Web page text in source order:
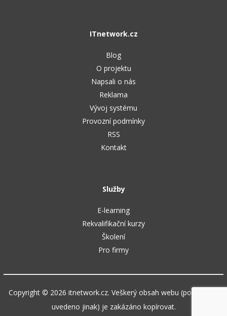
ITnetwork.cz
Blog
O projektu
Napsali o nás
Reklama
Vývoj systému
Provozní podmínky
RSS
Kontakt
Služby
E-learning
Rekvalifikační kurzy
Školení
Pro firmy
Copyright © 2026 itnetwork.cz. Veškerý obsah webu (pokud není
uvedeno jinak) je zakázáno kopírovat.